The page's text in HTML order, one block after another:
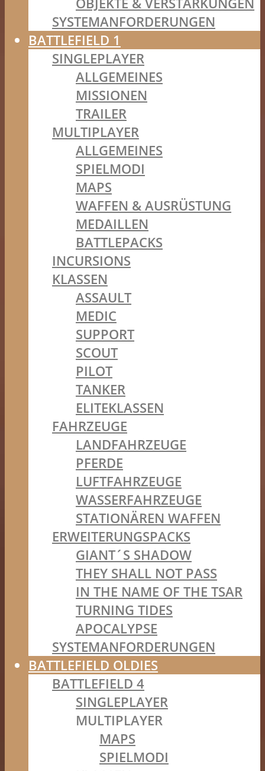
SYSTEMANFORDERUNGEN
BATTLEFIELD 1
SINGLEPLAYER
ALLGEMEINES
MISSIONEN
TRAILER
MULTIPLAYER
ALLGEMEINES
SPIELMODI
MAPS
WAFFEN & AUSRÜSTUNG
MEDAILLEN
BATTLEPACKS
INCURSIONS
KLASSEN
ASSAULT
MEDIC
SUPPORT
SCOUT
PILOT
TANKER
ELITEKLASSEN
FAHRZEUGE
LANDFAHRZEUGE
PFERDE
LUFTFAHRZEUGE
WASSERFAHRZEUGE
STATIONÄREN WAFFEN
ERWEITERUNGSPACKS
GIANT´S SHADOW
THEY SHALL NOT PASS
IN THE NAME OF THE TSAR
TURNING TIDES
APOCALYPSE
SYSTEMANFORDERUNGEN
BATTLEFIELD OLDIES
BATTLEFIELD 4
SINGLEPLAYER
MULTIPLAYER
MAPS
SPIELMODI